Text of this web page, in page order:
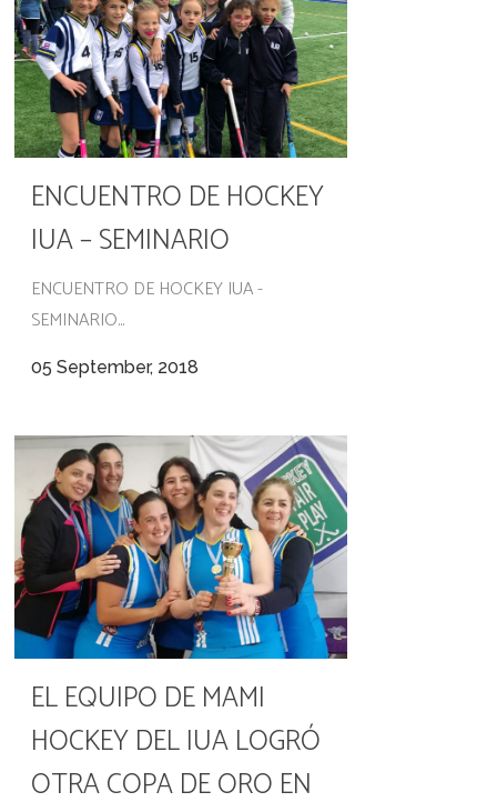
ENCUENTRO DE HOCKEY
IUA – SEMINARIO
ENCUENTRO DE HOCKEY IUA -
SEMINARIO...
05 September, 2018
EL EQUIPO DE MAMI
HOCKEY DEL IUA LOGRÓ
OTRA COPA DE ORO EN